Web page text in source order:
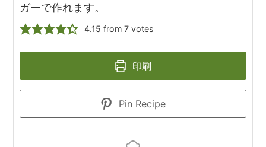
ガーで作れます。
4.15 from 7votes
印刷
Pin Recipe